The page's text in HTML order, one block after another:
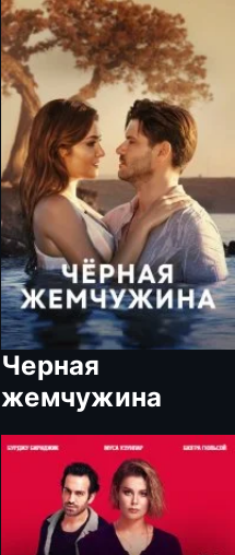
Черная
жемчужина